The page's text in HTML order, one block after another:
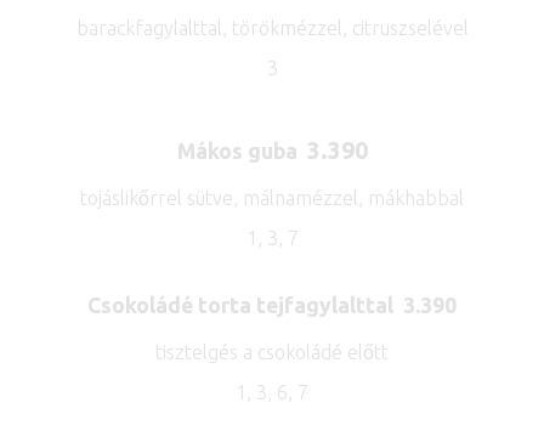
barackfagylalttal, törökmézzel, citruszselével
3
Mákos guba 3.390
tojáslikőrrel sütve, málnamézzel, mákhabbal
1, 3, 7
Csokoládé torta tejfagylalttal 3.390
tisztelgés a csokoládé előtt
1, 3, 6, 7